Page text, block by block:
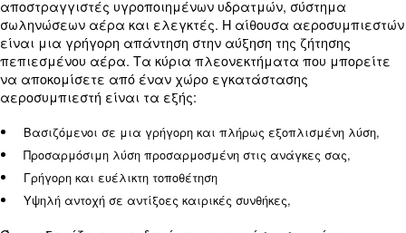
Αρχική Ιστολόγιο
Το AirGO της Ceccato Aria Compressa είναι ένας
εξοπλισμένος χώρος αεροσυμπιεστών. Περιέχει
περισσότερους από έναν αεροσυμπιεστές,
αποστραγγιστές υγροποιημένων υδρατμών,
σωληνώσεων αέρα και ελεγκτές. Η αίθουσα
είναι μια γρήγορη απάντηση στην αύξηση της